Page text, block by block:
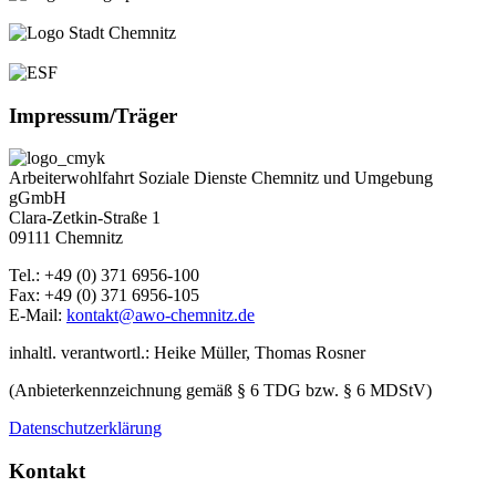
Impressum/Träger
Arbeiterwohlfahrt Soziale Dienste Chemnitz und Umgebung
gGmbH
Clara-Zetkin-Straße 1
09111 Chemnitz
Tel.: +49 (0) 371 6956-100
Fax: +49 (0) 371 6956-105
E-Mail: kontakt@awo-chemnitz.de
inhaltl. verantwortl.: Heike Müller, Thomas Rosner
(Anbieterkennzeichnung gemäß § 6 TDG bzw. § 6 MDStV)
Datenschutzerklärung
Kontakt